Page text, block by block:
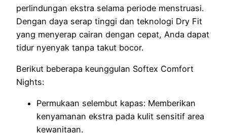
perlindungan ekstra selama periode menstruasi.
Dengan daya serap tinggi dan teknologi Dry Fit
yang menyerap cairan dengan cepat, Anda dapat
tidur nyenyak tanpa takut bocor.
Berikut beberapa keunggulan Softex Comfort
Nights:
Permukaan selembut kapas: Memberikan
kenyamanan ekstra pada kulit sensitif area
kewanitaan.